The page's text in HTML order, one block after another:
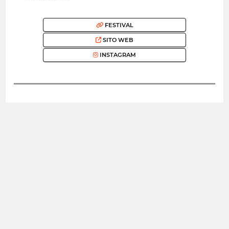
FESTIVAL
SITO WEB
INSTAGRAM